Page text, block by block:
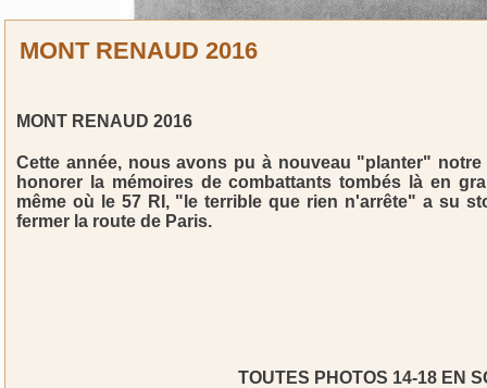
MONT RENAUD 2016
MONT RENAUD 2016
Cette année, nous avons pu à nouveau "planter"
honorer la mémoires de combattants tombés là en
même où le 57 RI, "le terrible que rien n'arrête" a su
fermer la route de Paris.
TOUTES PHOTOS 14-18 EN